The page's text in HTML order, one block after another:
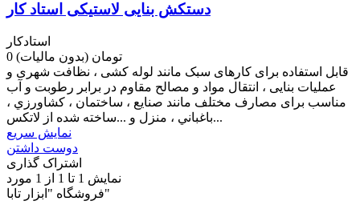
دستکش بنایی لاستیکی استاد کار
استادکار
0 تومان (بدون مالیات)
قابل استفاده برای کارهای سبک مانند لوله کشی ، نظافت شهری و
عملیات بنایی ، انتقال مواد و مصالح مقاوم در برابر رطوبت و آب
مناسب برای مصارف مختلف مانند صنايع ، ساختمان ، كشاورزي ،
باغباني ، منزل و ...ساخته شده از لاتكس...
نمایش سریع
دوست داشتن
اشتراک گذاری
نمایش 1 تا 1 از 1 مورد
فروشگاه "ابزار تابا"